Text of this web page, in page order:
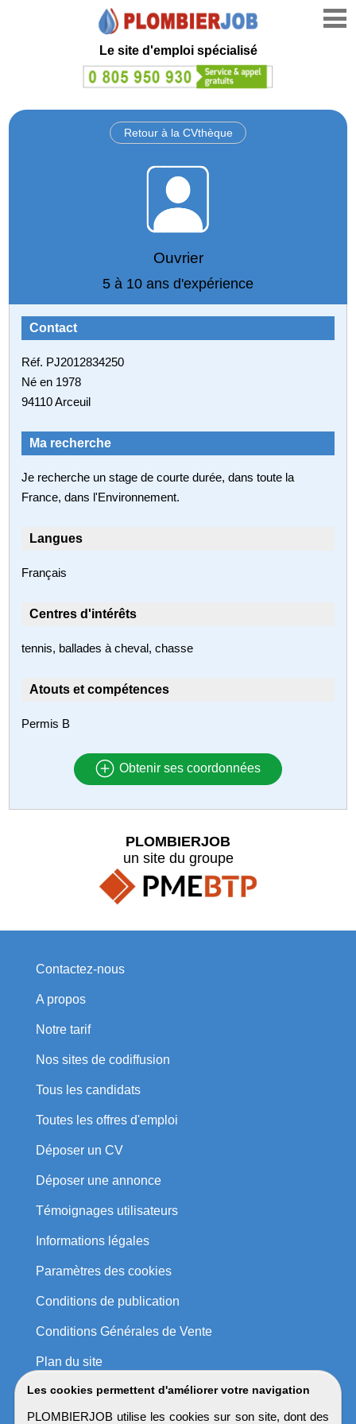
Le site d'emploi spécialisé
Retour à la CVthèque
Ouvrier
5 à 10 ans d'expérience
Contact
Réf. PJ2012834250
Né en 1978
94110 Arceuil
Ma recherche
Je recherche un stage de courte durée, dans toute la
France, dans l'Environnement.
Langues
Français
Centres d'intérêts
tennis, ballades à cheval, chasse
Atouts et compétences
Permis B
Obtenir ses coordonnées
Les cookies permettent d'améliorer votre navigation
PLOMBIERJOB utilise les cookies sur son site, dont des
PLOMBIERJOB
un site du groupe
Contactez-nous
A propos
Notre tarif
Nos sites de codiffusion
Tous les candidats
Toutes les offres d'emploi
Déposer un CV
Déposer une annonce
Témoignages utilisateurs
Informations légales
Paramètres des cookies
Conditions de publication
Conditions Générales de Vente
Plan du site